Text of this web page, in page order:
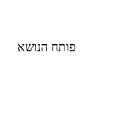
פותח הנושא